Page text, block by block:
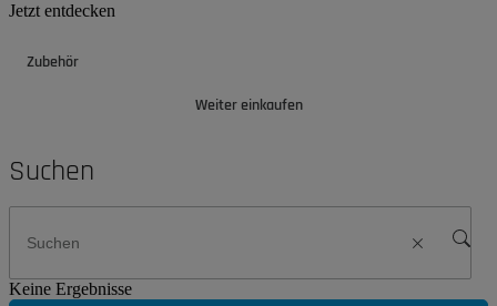
Jetzt entdecken
Zubehör
Weiter einkaufen
Suchen
Keine Ergebnisse